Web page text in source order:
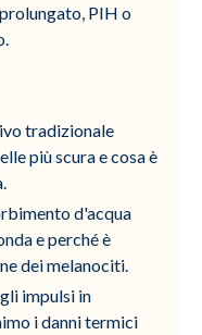
PIH o
tradizionale
più scura e cosa è
d'acqua
e perché è
dei melanociti.
impulsi in
i danni termici